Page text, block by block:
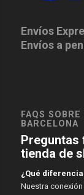
Envíos
Envíos a
FAQS
BARCELONA
Preguntas
tienda de
¿Qué
Nuestra